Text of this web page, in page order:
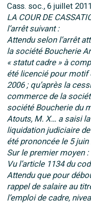
Cass. soc., 6 juillet
LA COUR DE
l’arrêt suivant :
Attendu selon l’arrêt
la société Boucherie
« statut cadre » à
été licencié pour motif
2006 ; qu’après la
commerce de la
société Boucherie du
Atouts, M. X… a saisi
liquidation judiciaire
été prononcée le 5 juin
Sur le premier moyen :
Vu l’article 1134 du
Attendu que pour
rappel de salaire au
l’emploi de cadre,